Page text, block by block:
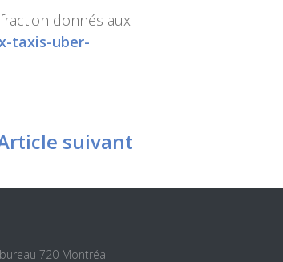
donnés aux
taxis-uber-
suivant
720 Montréal